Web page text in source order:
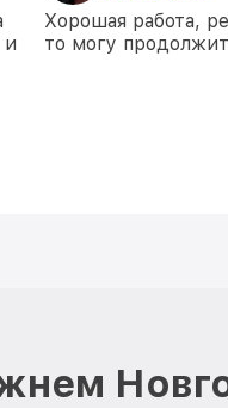
и
Хорошая работа,
то могу